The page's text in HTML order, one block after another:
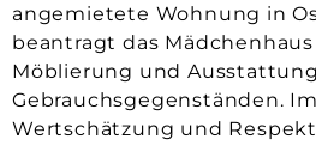
angemietete Wohnung in
beantragt das
Möblierung und
Gebrauchsgegenständen.
Wertschätzung und